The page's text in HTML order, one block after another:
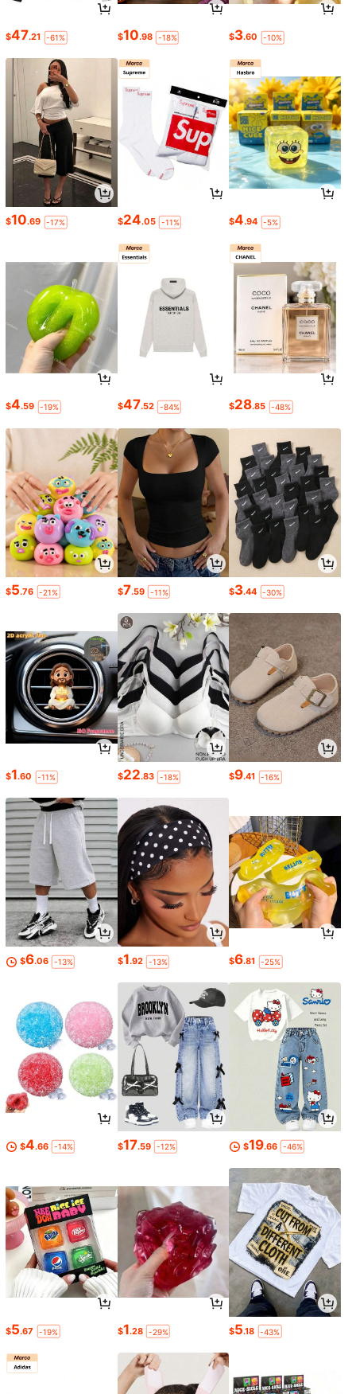
$47.21 -61% $10.98 -18% $3.60 -10%
$10.69 -17% $24.05 -11% $4.94 -5%
$4.59 -19% $47.52 -84% $28.85 -48%
$5.76 -21% $7.59 -11% $3.44 -30%
$1.60 -11% $22.83 -18% $9.41 -16%
$6.06 -13% $1.92 -13% $6.81 -25%
$4.66 -14% $17.59 -12% $19.66 -46%
$5.67 -19% $1.28 -29% $5.18 -43%